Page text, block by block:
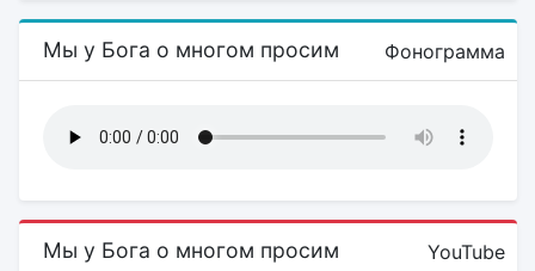
Мы у Бога о многом просим Фонограмма
Мы у Бога о многом просим YouTube